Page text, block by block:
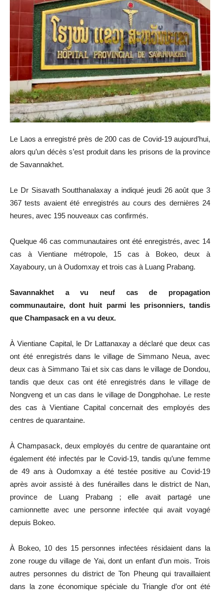
Le Laos a enregistré près de 200 cas de Covid-19 aujourd’hui,
alors qu’un décès s’est produit dans les prisons de la province
de Savannakhet.
Le Dr Sisavath Soutthanalaxay a indiqué jeudi 26 août que 3
367 tests avaient été enregistrés au cours des dernières 24
heures, avec 195 nouveaux cas confirmés.
Quelque 46 cas communautaires ont été enregistrés, avec 14
cas à Vientiane métropole, 15 cas à Bokeo, deux à
Xayaboury, un à Oudomxay et trois cas à Luang Prabang.
Savannakhet a vu neuf cas de propagation
communautaire, dont huit parmi les prisonniers, tandis
que Champasack en a vu deux.
À Vientiane Capital, le Dr Lattanaxay a déclaré que deux cas
ont été enregistrés dans le village de Simmano Neua, avec
deux cas à Simmano Tai et six cas dans le village de Dondou,
tandis que deux cas ont été enregistrés dans le village de
Nongveng et un cas dans le village de Dongphohae. Le reste
des cas à Vientiane Capital concernait des employés des
centres de quarantaine.
À Champasack, deux employés du centre de quarantaine ont
également été infectés par le Covid-19, tandis qu’une femme
de 49 ans à Oudomxay a été testée positive au Covid-19
après avoir assisté à des funérailles dans le district de Nan,
province de Luang Prabang ; elle avait partagé une
camionnette avec une personne infectée qui avait voyagé
depuis Bokeo.
À Bokeo, 10 des 15 personnes infectées résidaient dans la
zone rouge du village de Yai, dont un enfant d’un mois. Trois
autres personnes du district de Ton Pheung qui travaillaient
dans la zone économique spéciale du Triangle d’or ont été